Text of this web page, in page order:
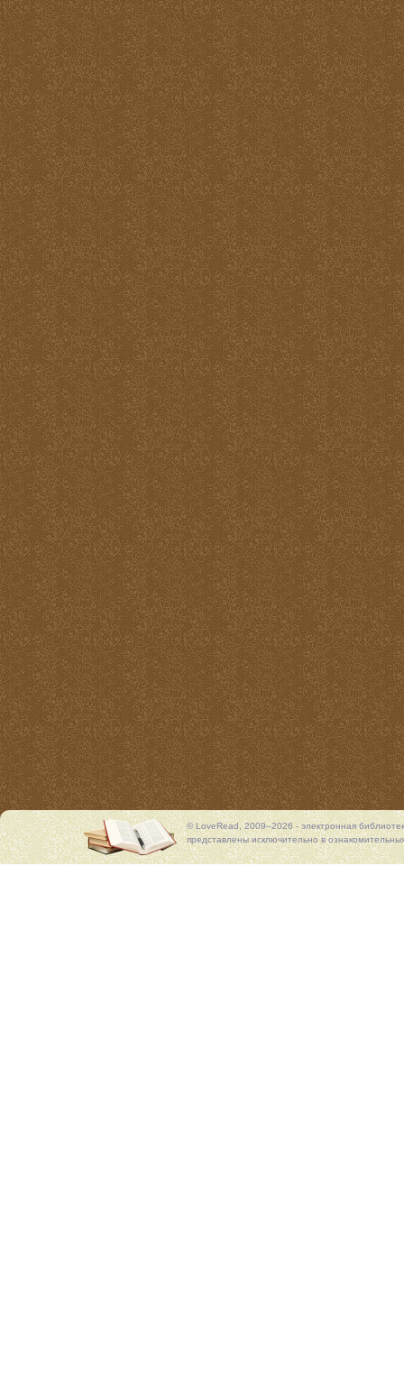
© LoveRead, 2009–2026 - электронная
представлены исключительно в